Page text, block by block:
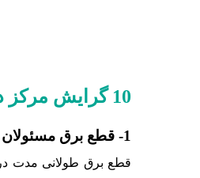
10 گرایش مرکز داده (دیتاسنتر) در سال 2020
1- قطع برق مسئولان و مشاغل را به سمت عمل کردن سوق می دهد.
قطع برق طولانی مدت